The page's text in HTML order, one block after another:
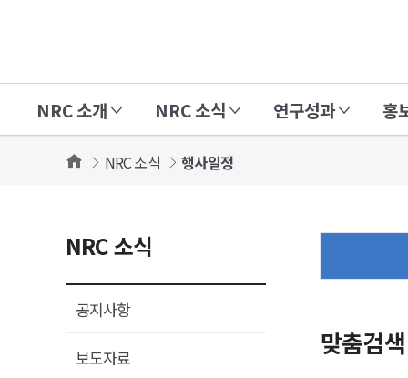
인
문
(NRC)
NRC 소개 NRC 소식 연구성과 홍
HomeNRC 소식 행사일정
NRC 소식
공지사항
보도자료 맞춤검색